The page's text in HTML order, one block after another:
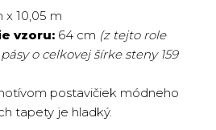
x 10,05 m
vzoru: 64 cm (z tejto role
o celkovej šírke steny 159
postavičiek módneho
tapety je hladký.